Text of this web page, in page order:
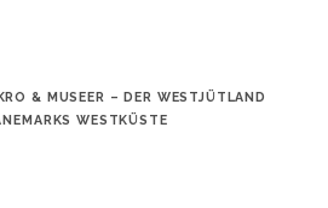
& MUSEER – DER WESTJÜTLAND
WESTKÜSTE